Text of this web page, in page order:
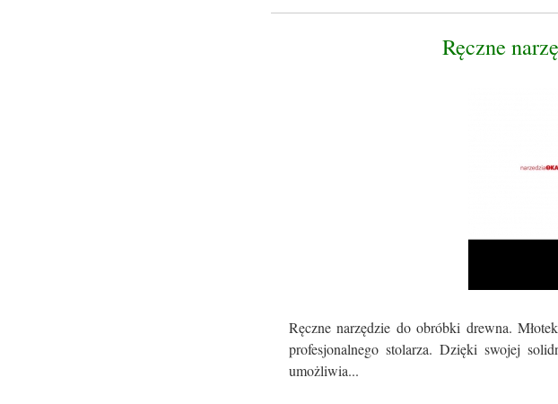
Ręczne
Ręczne narzędzie do obróbki drewna.
profesjonalnego stolarza. Dzięki swojej
umożliwia...